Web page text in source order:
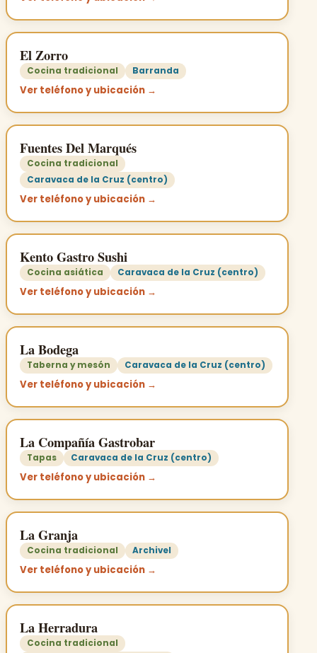
El Zorro
Cocina tradicional Barranda
Ver teléfono y ubicación →
Fuentes Del Marqués
Cocina tradicional
Caravaca de la Cruz (centro)
Ver teléfono y ubicación →
Kento Gastro Sushi
Cocina asiática Caravaca de la Cruz (centro)
Ver teléfono y ubicación →
La Bodega
Taberna y mesón Caravaca de la Cruz (centro)
Ver teléfono y ubicación →
La Compañía Gastrobar
Tapas Caravaca de la Cruz (centro)
Ver teléfono y ubicación →
La Granja
Cocina tradicional Archivel
Ver teléfono y ubicación →
La Herradura
Cocina tradicional